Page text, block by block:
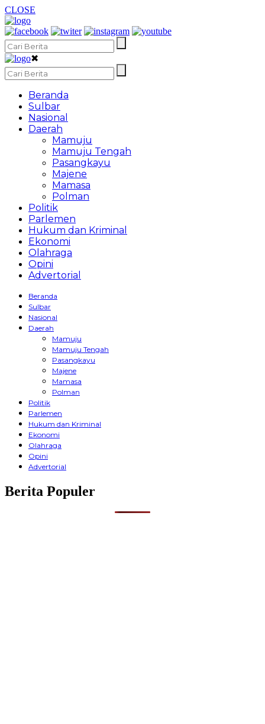
CLOSE
✖
Beranda
Sulbar
Nasional
Daerah
Mamuju
Mamuju Tengah
Pasangkayu
Majene
Mamasa
Polman
Politik
Parlemen
Hukum dan Kriminal
Ekonomi
Olahraga
Opini
Advertorial
Beranda
Sulbar
Nasional
Daerah
Mamuju
Mamuju Tengah
Pasangkayu
Majene
Mamasa
Polman
Politik
Parlemen
Hukum dan Kriminal
Ekonomi
Olahraga
Opini
Advertorial
Berita Populer